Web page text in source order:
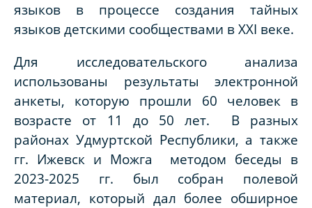
языков в процессе создания тайных
языков детскими сообществами в XXI веке.
Для исследовательского анализа
использованы результаты электронной
анкеты, которую прошли 60 человек в
возрасте от 11 до 50 лет. В разных
районах Удмуртской Республики, а также
гг. Ижевск и Можга методом беседы в
2023-2025 гг. был собран полевой
материал, который дал более обширное